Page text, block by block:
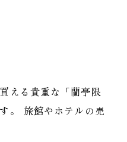
える貴重な「蘭亭限
。 旅館やホテルの売